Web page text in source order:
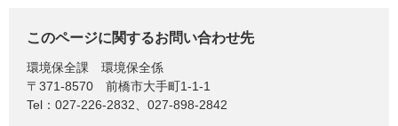
このページに関するお問い合わせ先
環境保全課
環境保全係
〒371-8570
前橋市大手町1-1-1
Tel：027-226-2832、027-898-2842